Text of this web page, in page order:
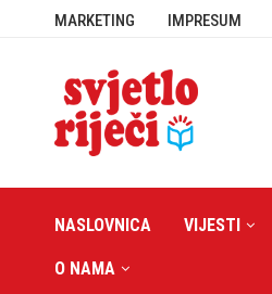
MARKETING IMPRESUM
NASLOVNICA VIJESTI
O NAMA